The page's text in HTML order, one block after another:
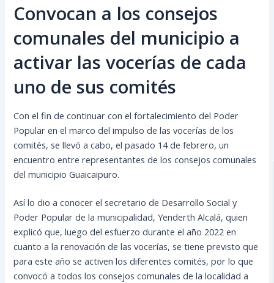
Convocan a los consejos
comunales del municipio a
activar las vocerías de cada
uno de sus comités
Con el fin de continuar con el fortalecimiento del Poder
Popular en el marco del impulso de las vocerías de los
comités, se llevó a cabo, el pasado 14 de febrero, un
encuentro entre representantes de los consejos comunales
del municipio Guaicaipuro.
Así lo dio a conocer el secretario de Desarrollo Social y
Poder Popular de la municipalidad, Yenderth Alcalá, quien
explicó que, luegodel esfuerzo durante el año 2022 en
cuanto a la renovación de las vocerías, se tiene previsto que
para este año se activen los diferentes comités, por lo que
convocó a todos los consejos comunales de la localidad a